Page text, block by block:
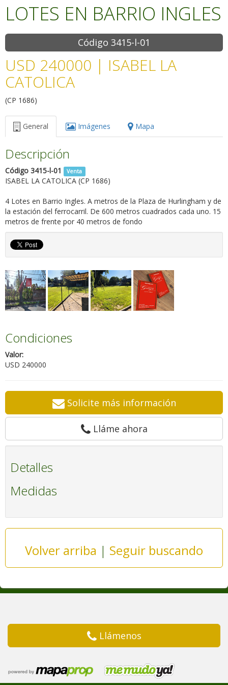
LOTES EN BARRIO INGLES
Código 3415-l-01
USD 240000 | ISABEL LA
CATOLICA
(CP 1686)
General Imágenes Mapa
Descripción
Código 3415-l-01 Venta
ISABEL LA CATOLICA (CP 1686)
4 Lotes en Barrio Ingles. A metros de la Plaza de Hurlingham y de
la estación del ferrocarril. De 600 metros cuadrados cada uno. 15
metros de frente por 40 metros de fondo
Condiciones
Valor:
USD 240000
Solicite más información
Lláme ahora
Detalles
Medidas
Volver arriba | Seguir buscando
Llámenos